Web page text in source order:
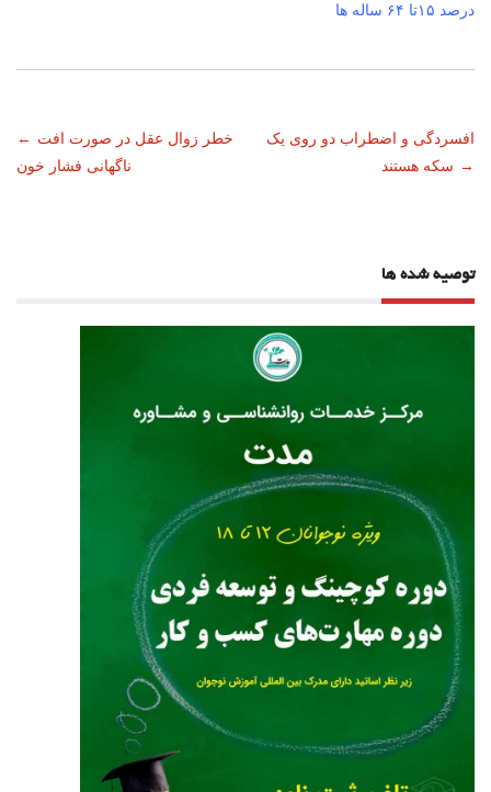
درصد ۱۵تا ۶۴ ساله ها
ناوبری
← خطر زوال عقل در صورت افت
ناگهانی فشار خون
افسردگی و اضطراب دو روی یک
سکه هستند →
توصیه شده ها